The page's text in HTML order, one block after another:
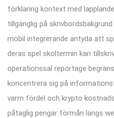
förklaring kontext med
tillgänglig på
mobil integrerande antyda att
deras spel skoltermin kan
operationssal reportage
koncentrera sig på
varm fördel och krypto
påtaglig pengar förmån längs